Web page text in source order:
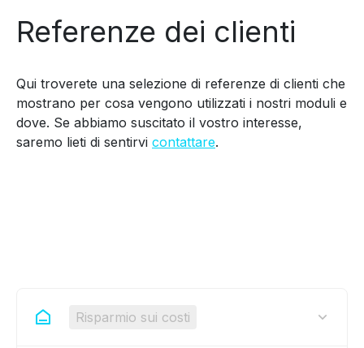
Referenze dei clienti
Qui troverete una selezione di referenze di clienti che
mostrano per cosa vengono utilizzati i nostri moduli e
dove. Se abbiamo suscitato il vostro interesse,
saremo lieti di sentirvi contattare.
Risparmio sui costi